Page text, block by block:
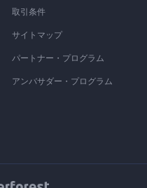
取引条件
サイトマップ
パートナー・プログラム
アンバサダー・プログラム